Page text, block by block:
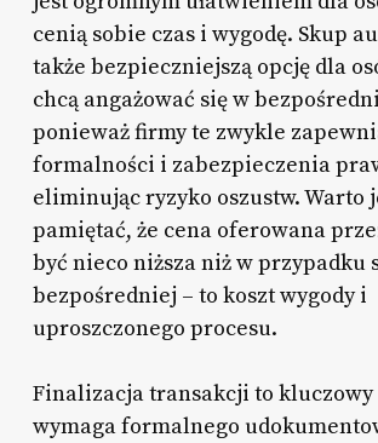
cenią sobie czas i wygodę. Skup
także bezpieczniejszą opcję dla
chcą angażować się w
ponieważ firmy te zwykle
formalności i zabezpieczenia
eliminując ryzyko oszustw. Warto
pamiętać, że cena oferowana
być nieco niższa niż w przypadku
bezpośredniej – to koszt wygody i
uproszczonego procesu.
Finalizacja transakcji to
wymaga formalnego